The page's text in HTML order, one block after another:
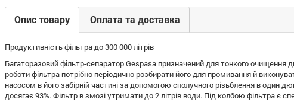
Опис товару Оплата та доставка
Продуктивність фільтра до 300 000 літрів
Багаторазовий фільтр-сепаратор Gespasa призначений для тонкого очищення
роботи фільтра потрібно періодично розбирати його для промивання й
насосом в його забірній частині за допомогою сполучного різьблення в один
досягає 93%. Фільтр в змозі утримати до 2 літрів води. Під колбою фільтра є